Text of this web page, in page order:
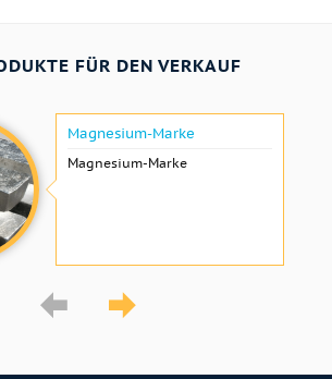
FÜR DEN VERKAUF
Magnesium-Marke
Magnesium-Marke